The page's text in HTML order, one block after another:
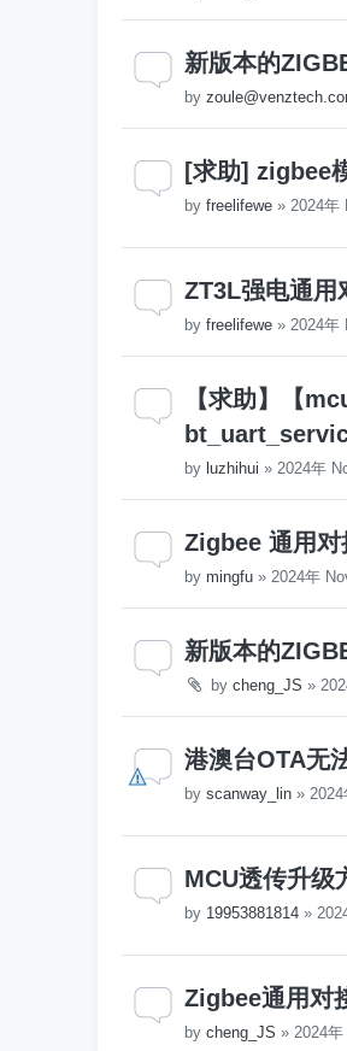
新版本的
by
[求助] zigbee
by freelifewe » 2024年
ZT3L强电通用
by freelifewe » 2024年
【求助】【
by luzhihui » 2024年
Zigbee 通用对
by mingfu » 2024年
新版本的
by cheng_JS »
港澳台OTA无
by scanway_lin »
MCU透传升级
by 19953881814 »
Zigbee通用对
by cheng_JS » 2024